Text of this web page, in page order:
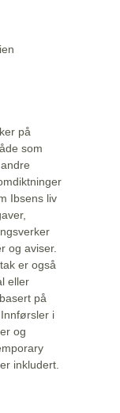
på
som
Ibsens liv
og aviser.
er også
eller
på
i
og
inkludert.